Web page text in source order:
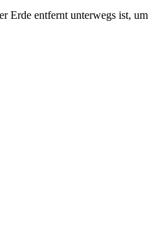
entfernt unterwegs ist,